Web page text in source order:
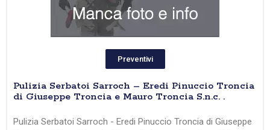
Preventivi
Pulizia Serbatoi Sarroch – Eredi Pinuccio Troncia
di Giuseppe Troncia e Mauro Troncia S.n.c. .
Pulizia Serbatoi Sarroch - Eredi Pinuccio Troncia di Giuseppe